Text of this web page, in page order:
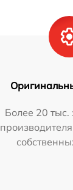
Более 20 тыс.